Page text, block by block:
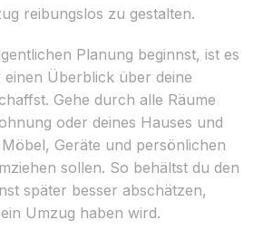
reibungslos zu gestalten.
Planung beginnst, ist es
einen Überblick über deine
Gehe durch alle Räume
oder deines Hauses und
Geräte und persönlichen
sollen. So behältst du den
später besser abschätzen,
Umzug haben wird.